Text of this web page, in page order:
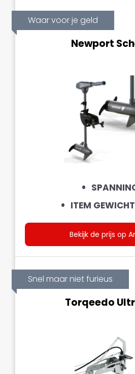
Waar voor je geld
Newport
ITEM
Bekijk de prijs op
Snel maar niet furieus
Torqeedo